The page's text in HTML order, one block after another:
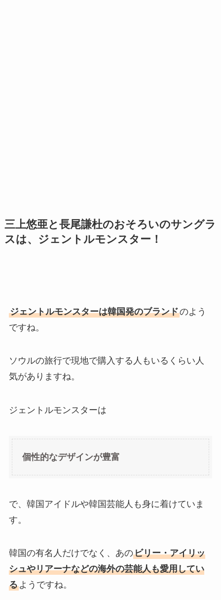
三上悠亜と長尾謙杜のおそろいのサングラ
スは、ジェントルモンスター！
ジェントルモンスターは韓国発のブランドのよう
ですね。
ソウルの旅行で現地で購入する人もいるくらい人
気がありますね。
ジェントルモンスターは
個性的なデザインが豊富
で、韓国アイドルや韓国芸能人も身に着けていま
す。
韓国の有名人だけでなく、あのビリー・アイリッ
シュやリアーナなどの海外の芸能人も愛用してい
るようですね。